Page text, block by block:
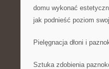
domu wykonać
jak podnieść poziom
Pielęgnacja dłoni i
Sztuka zdobienia